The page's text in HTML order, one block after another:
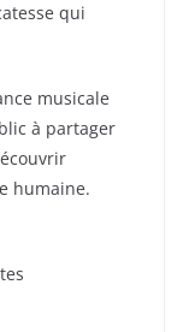
qui
musicale
à partager
humaine.